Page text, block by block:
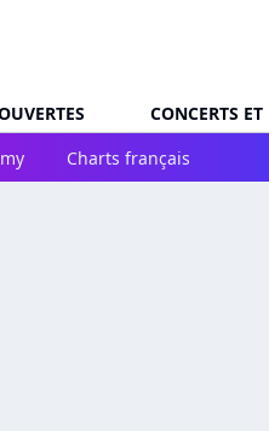
CONCERTS
Charts français